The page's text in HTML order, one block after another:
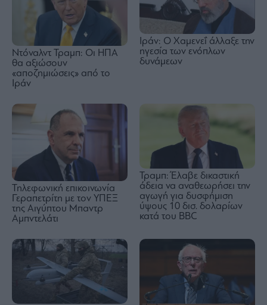
Ντόναλντ Τραμπ: Οι ΗΠΑ
θα αξιώσουν
«αποζημιώσεις» από το
Ιράν
Ιράν: Ο Χαμενεΐ άλλαξε την
ηγεσία των ενόπλων
δυνάμεων
Τηλεφωνική επικοινωνία
Γεραπετρίτη με τον ΥΠΕΞ
της Αιγύπτου Μπαντρ
Αμπντελάτι
Τραμπ: Έλαβε δικαστική
άδεια να αναθεωρήσει την
αγωγή για δυσφήμιση
ύψους 10 δισ. δολαρίων
κατά του BBC